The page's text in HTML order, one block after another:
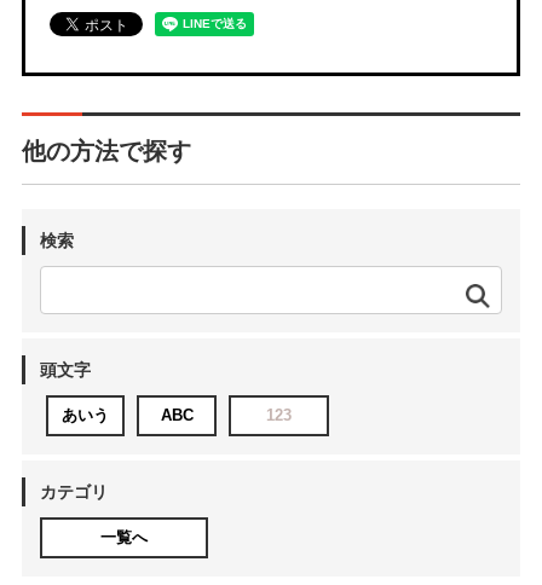
他の方法で探す
検索
頭文字
あいう ABC 123
カテゴリ
一覧へ